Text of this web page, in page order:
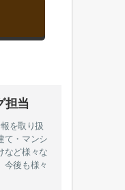
担当
を取り扱
て・マンシ
など様々な
今後も様々